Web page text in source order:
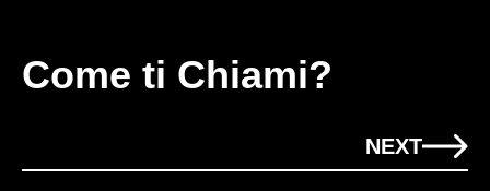
Come ti Chiami?
NEXT